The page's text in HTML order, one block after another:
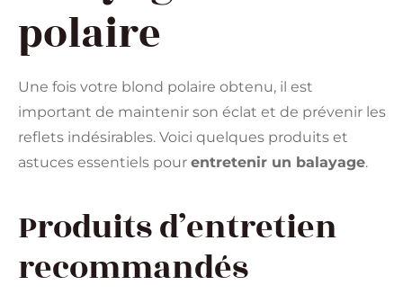
polaire
Une fois votre blond polaire obtenu, il est
important de maintenir son éclat et de prévenir les
reflets indésirables. Voici quelques produits et
astuces essentiels pour entretenir un balayage.
Produits d’entretien
recommandés